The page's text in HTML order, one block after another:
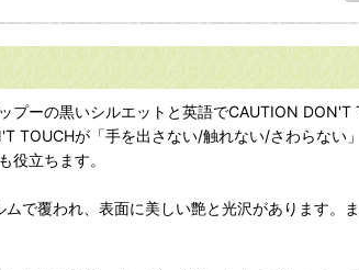
プーの黒いシルエットと英語でCAUTION
TOUCHが「手を出さない/触れない/さわらな
役立ちます。
ムで覆われ、表面に美しい艶と光沢があります